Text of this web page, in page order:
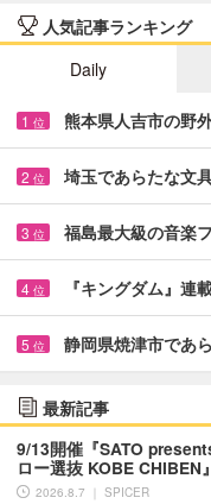
人気記事ランキング
Daily
1 位 熊本県人吉市の野
2 位 埼玉であらたな文
3 位 福島最大級の音楽
4 位 『キングダム』
5 位 静岡県焼津市であ
最新記事
9/13開催『SATO
ロー選抜 KOBE
2026.8.7 ｜ SPICER